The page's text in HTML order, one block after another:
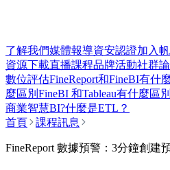
了解我們媒體報導資安認證加入
資源下載直播課程品牌活動社群
數位評估FineReport和FineBI有什
麼區別 FineBI 和Tableau有什麼區別
商業智慧BI?什麼是ETL？
首頁
課程訊息
FineReport 數據預警：3分鐘創建